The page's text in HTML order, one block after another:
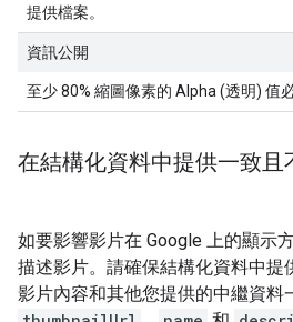
提供檔案。
資訊公開
至少 80% 縮圖像素的 Alpha (透明) 值
在結構化資料中提供一致且
如要影響影片在 Google 上的顯示
描述影片。請確保結構化資料中提
影片內容和其他您提供的中繼資料